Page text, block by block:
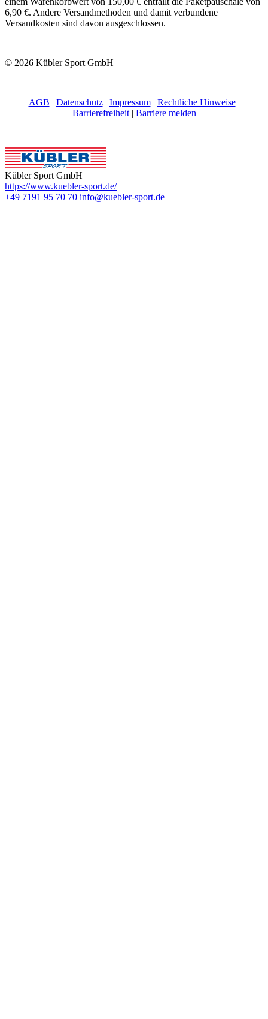
6,90 €. Andere Versandmethoden und damit verbundene
Versandkosten sind davon ausgeschlossen.
© 2026 Kübler Sport GmbH
AGB | Datenschutz| Impressum| Rechtliche Hinweise|
Barrierefreiheit| Barriere melden
Kübler Sport GmbH
https://www.kuebler-sport.de/
+49 7191 95 70 70 info@kuebler-sport.de